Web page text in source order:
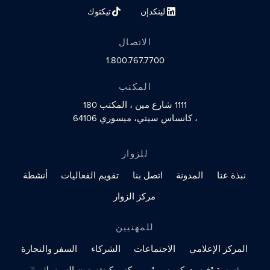
لينكدإن
رابط الملف الشخصي على مواقع التواصل الاجتماعي
تيكتوك
رابط الملف الشخصي على مواقع
الاتصال
1.800.767.7700
المكتب
1111 شارع مين
، المكتب 180
، كانساس سيتي، ميسوري 64106
للزوار
نبذة عنا
المدونة اتصل بنا تقويم الفعاليات
أنشطة
مركز الزوار
للمهنيين
المركز الإعلامي
الاجتماعات الشركاء
السفر والتجارة